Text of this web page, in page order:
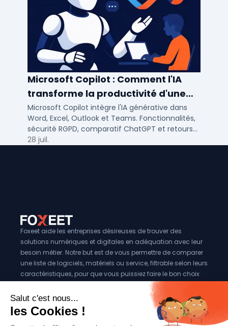
Microsoft Copilot : Comment l'IA
transforme la productivité d'une
PME/ETI ?
Microsoft Copilot intègre l'IA générative dans
Word, Excel, Outlook et Teams. Fonctionnalités,
sécurité RGPD, comparatif ChatGPT et retours
concrets pour PME et ETI françaises.
28 juil.
Foxeet aide les entreprises désireuses de trouver des
solutions numériques et digitales en adéquation avec leur
besoin métier. Notre but est de vous permettre de comparer
une liste de logiciels, matériels ou service, filtrable selon leurs
caractéristiques, pour que vous puissiez faire le bon choix
Vous êtes éditeur?
Se référencer sur Foxeet